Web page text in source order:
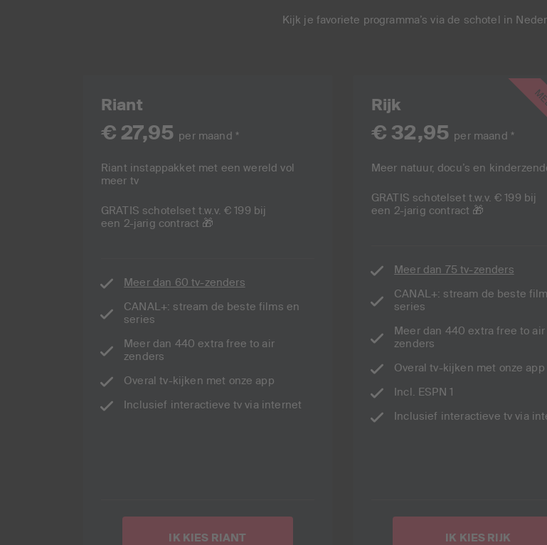
Kijk je favoriete programma’s via de schotel in
Riant
€ 27,95 per maand *
Riant instappakket met een wereld vol
meer tv
GRATIS schotelset t.w.v. € 199 bij
een 2-jarig contract 🎁
Meer dan 60 tv-zenders
CANAL+: stream de beste films en
series
Meer dan 440 extra free to air
zenders
Overal tv-kijken met onze app
Inclusief interactieve tv via internet
IK KIES RIANT
Rijk
€ 32,95 per maand *
Meer natuur, docu’s en
GRATIS schotelset t.w.v. € 199 bij
een 2-jarig contract 🎁
Meer dan 75 tv-zenders
CANAL+: stream de beste
series
Meer dan 440 extra free to air
zenders
Overal tv-kijken met onze app
Incl. ESPN 1
Inclusief interactieve tv via
IK KIES RIJK